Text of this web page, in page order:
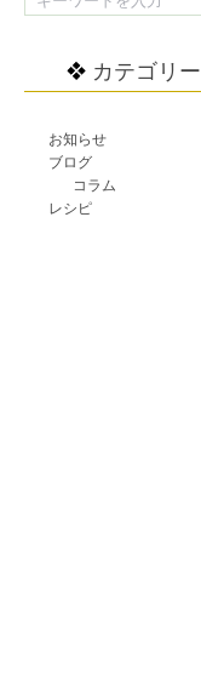
カテゴリー
お知らせ
ブログ
コラム
レシピ